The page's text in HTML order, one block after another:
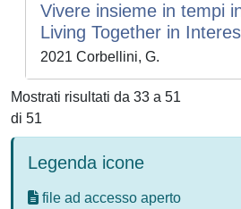
Vivere insieme in tempi
Living Together in
2021 Corbellini, G.
Mostrati risultati da 33 a 51
di 51
Legenda icone
file ad accesso aperto